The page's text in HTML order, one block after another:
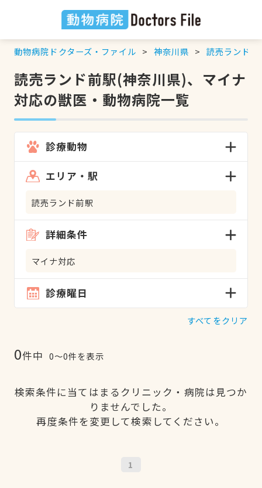
動物病院ドクターズ・ファイル 神奈川県 読売ランド前
読売ランド前駅(神奈川県)、マイナ
対応の獣医・動物病院一覧
診療動物
エリア・駅
読売ランド前駅
詳細条件
マイナ対応
診療曜日
すべてをクリア
0件中 0〜0件を表示
検索条件に当てはまるクリニック・病院は見つか
りませんでした。
再度条件を変更して検索してください。
1